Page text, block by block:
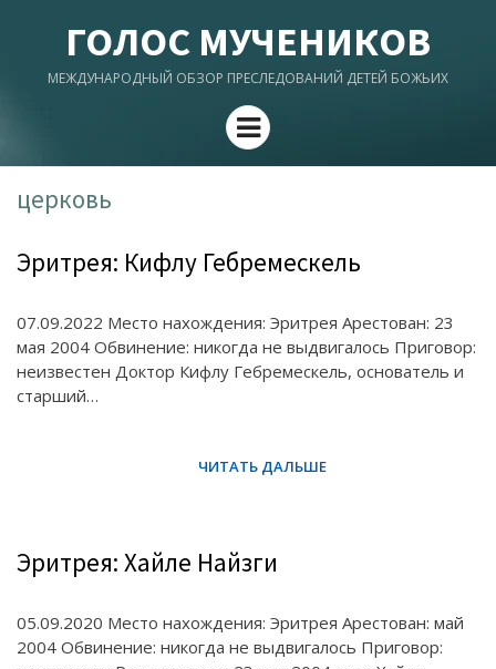
ГОЛОС МУЧЕНИКОВ
МЕЖДУНАРОДНЫЙ ОБЗОР ПРЕСЛЕДОВАНИЙ ДЕТЕЙ БОЖЬИХ
Menu
церковь
Эритрея: Кифлу Гебремескель
07.09.2022 Место нахождения: Эритрея Арестован: 23
мая 2004 Обвинение: никогда не выдвигалось Приговор:
неизвестен Доктор Кифлу Гебремескель, основатель и
старший…
Эритрея: Хайле Найзги
05.09.2020 Место нахождения: Эритрея Арестован: май
2004 Обвинение: никогда не выдвигалось Приговор: